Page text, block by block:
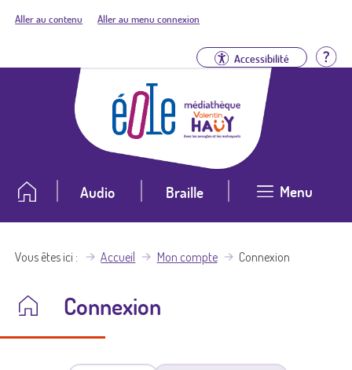
Aller au contenu Aller au menu connexion
Accessibilité
Audio Braille Menu
Vous êtes ici Accueil Mon compte Connexion
Connexion